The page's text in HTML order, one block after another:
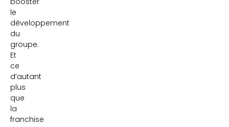
le
développement
du
groupe.
Et
ce
d’autant
plus
que
la
franchise